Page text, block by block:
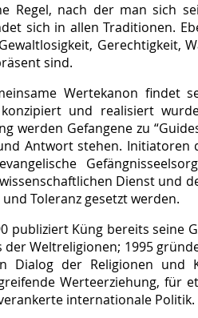
Regel, nach der man sich
sich in allen Traditionen.
Gerechtigkeit,
sind.
Wertekanon findet
und realisiert
werden Gefangene zu
Antwort stehen. Initiatoren
Dienst und
Toleranz gesetzt werden.
publiziert Küng bereits seine
der Weltreligionen; 1995
Dialog der Religionen und
Werteerziehung, für
internationale